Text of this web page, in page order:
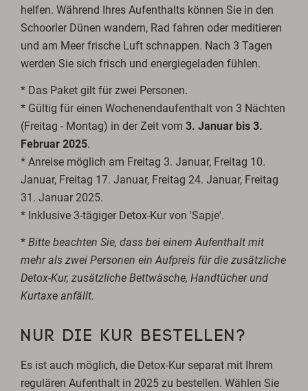
helfen. Während Ihres Aufenthalts können Sie in den
Schoorler Dünen wandern, Rad fahren oder meditieren
und am Meer frische Luft schnappen. Nach 3 Tagen
werden Sie sich frisch und energiegeladen fühlen.
* Das Paket gilt für zwei Personen.
* Gültig für einen Wochenendaufenthalt von 3 Nächten
(Freitag - Montag) in der Zeit vom3. Januar bis 3.
Februar 2025.
* Anreise möglich am Freitag 3. Januar, Freitag 10.
Januar, Freitag 17. Januar, Freitag 24. Januar, Freitag
31. Januar 2025.
* Inklusive 3-tägiger Detox-Kur von 'Sapje'.
*Bitte beachten Sie, dass bei einem Aufenthalt mit
mehr als zwei Personen ein Aufpreis für die zusätzliche
Detox-Kur, zusätzliche Bettwäsche, Handtücher und
Kurtaxe anfällt.
NUR DIE KUR BESTELLEN?
Es ist auch möglich, die Detox-Kur separat mit Ihrem
regulären Aufenthalt in 2025 zu bestellen. Wählen Sie